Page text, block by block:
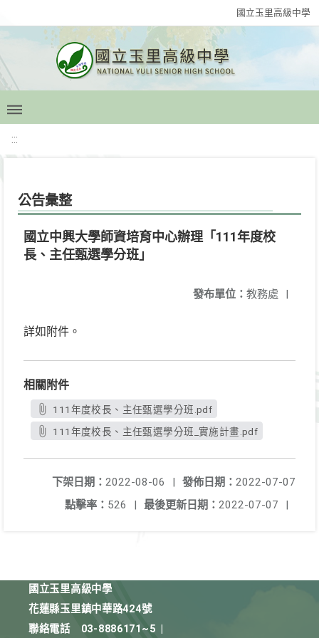
國立玉里高級中學
:::
公告彙整
國立中興大學師資培育中心辦理「111年度校
長、主任甄選學分班」
發布單位： 教務處 |
詳如附件。
相關附件
111年度校長、主任甄選學分班.pdf
111年度校長、主任甄選學分班_實施計畫.pdf
發佈日期： 2022-07-07
下架日期： 2022-08-06
|
最後更新日期： 2022-07-07 |
點擊率： 526 |
國立玉里高級中學
花蓮縣玉里鎮中華路424號
聯絡電話
03-8886171~5